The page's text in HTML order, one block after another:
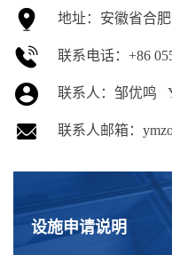
地址：安徽省合肥
联系电话：+86
联系人：邹优鸣
联系人邮箱：
设施申请说明